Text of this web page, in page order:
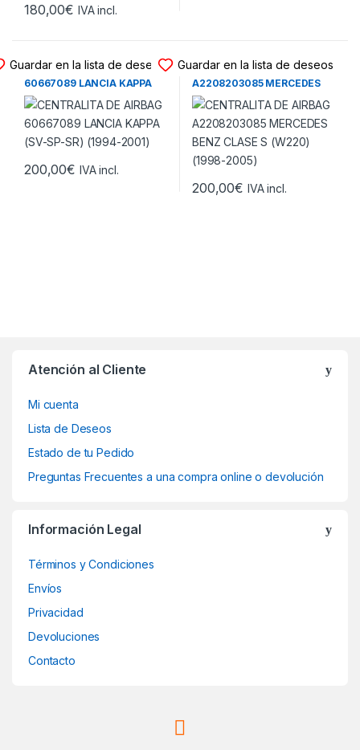
180,00€ IVA incl.
Guardar en la lista de deseos
CENTRALITA DE AIRBAG
60667089 LANCIA KAPPA
(SV-SP-SR) (1994-2001)
200,00€ IVA incl.
Guardar en la lista de deseos
CENTRALITA DE AIRBAG
A2208203085 MERCEDES
BENZ CLASE S (W220)
(1998-2005)
200,00€ IVA incl.
Atención al Cliente
Mi cuenta
Lista de Deseos
Estado de tu Pedido
Preguntas Frecuentes a una compra online o devolución
Información Legal
Términos y Condiciones
Envíos
Privacidad
Devoluciones
Contacto